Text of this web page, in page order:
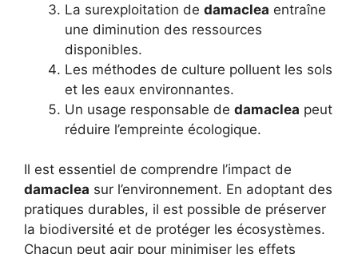
La surexploitation de damaclea entraîne
une diminution des ressources
disponibles.
Les méthodes de culture polluent les sols
et les eaux environnantes.
Un usage responsable de damaclea peut
réduire l’empreinte écologique.
Il est essentiel de comprendre l’impact de
damaclea sur l’environnement. En adoptant des
pratiques durables, il est possible de préserver
la biodiversité et de protéger les écosystèmes.
Chacun peut agir pour minimiser les effets